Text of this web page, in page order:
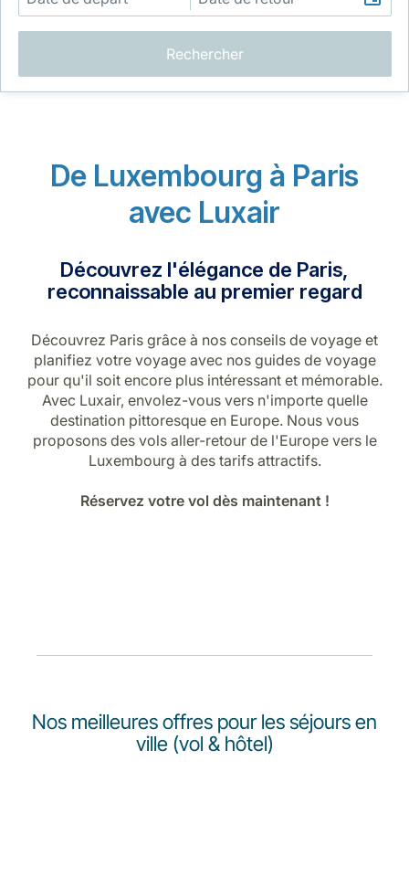
LuxairGroup
Carrières chez Luxair
Rechercher
De Luxembourg à Paris
avec Luxair
Découvrez l'élégance de Paris,
reconnaissable au premier regard
Découvrez Paris grâce à nos conseils de voyage et
planifiez votre voyage avec nos guides de voyage
pour qu'il soit encore plus intéressant et mémorable.
Avec Luxair, envolez-vous vers n'importe quelle
destination pittoresque en Europe. Nous vous
proposons des vols aller-retour de l'Europe vers le
Luxembourg à des tarifs attractifs.
Réservez votre vol dès maintenant !
Nos meilleures offres pour les séjours en
ville (vol & hôtel)